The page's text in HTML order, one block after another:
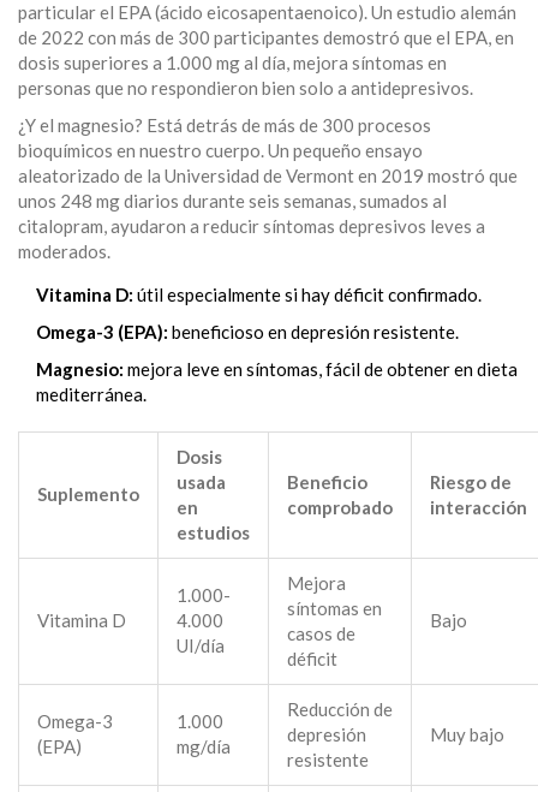
particular el EPA (ácido eicosapentaenoico). Un estudio alemán
de 2022 con más de 300 participantes demostró que el EPA, en
dosis superiores a 1.000 mg al día, mejora síntomas en
personas que no respondieron bien solo a antidepresivos.
¿Y el magnesio? Está detrás de más de 300 procesos
bioquímicos en nuestro cuerpo. Un pequeño ensayo
aleatorizado de la Universidad de Vermont en 2019 mostró que
unos 248 mg diarios durante seis semanas, sumados al
citalopram, ayudaron a reducir síntomas depresivos leves a
moderados.
Vitamina D: útil especialmente si hay déficit confirmado.
Omega-3 (EPA): beneficioso en depresión resistente.
Magnesio: mejora leve en síntomas, fácil de obtener en dieta
mediterránea.
Suplemento
Dosis
usada
en
estudios
Beneficio
comprobado
Riesgo de
interacción
Vitamina D
1.000-
4.000
UI/día
Mejora
síntomas en
casos de
déficit
Bajo
Omega-3
(EPA)
1.000
mg/día
Reducción de
depresión
resistente
Muy bajo